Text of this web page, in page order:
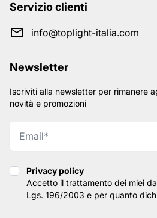
Servizio clienti
info@toplight-italia.com
Newsletter
Iscriviti alla newsletter per rimanere
novità e promozioni
Privacy policy
Privacy policy
Accetto il trattamento dei miei
Lgs. 196/2003 e per quanto